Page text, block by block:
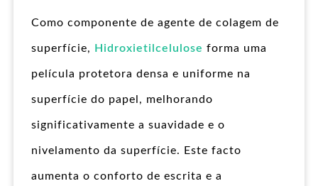
Como componente de agente de colagem de
superfície, Hidroxietilcelulose forma uma
película protetora densa e uniforme na
superfície do papel, melhorando
significativamente a suavidade e o
nivelamento da superfície. Este facto
aumenta o conforto de escrita e a